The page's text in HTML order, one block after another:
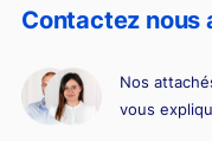
Contactez nous
Nos
vous